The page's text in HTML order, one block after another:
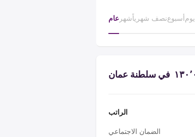
عام شهرنصف شهرياًأسبوعيوم
الراتب
الضمان الاجتماعي